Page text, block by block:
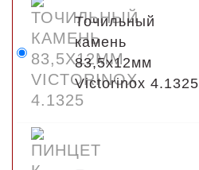
Точильный
камень
83,5х12мм
Victorinox 4.1325